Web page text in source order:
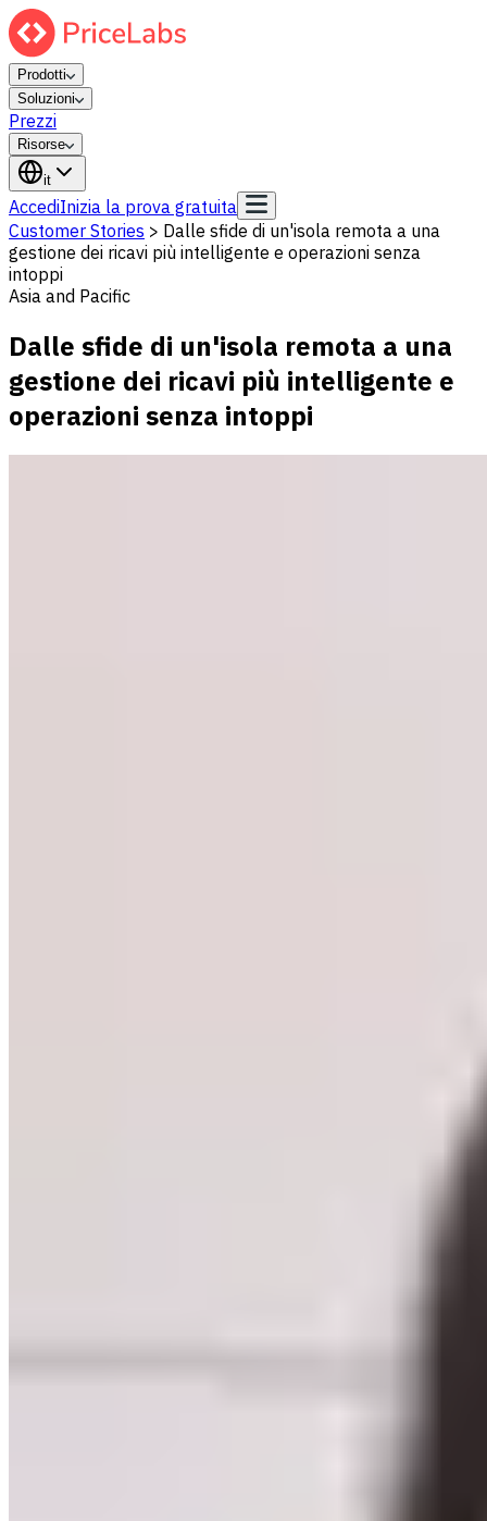
Prodotti
Soluzioni
Prezzi
Risorse
it
AccediInizia la prova gratuita
Customer Stories > Dalle sfide di un'isola remota a una
gestione dei ricavi più intelligente e operazioni senza
intoppi
Asia and Pacific
Dalle sfide di un'isola remota a una
gestione dei ricavi più intelligente e
operazioni senza intoppi